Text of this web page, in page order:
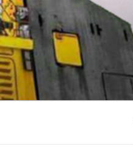
Aller
au
contenu
principal